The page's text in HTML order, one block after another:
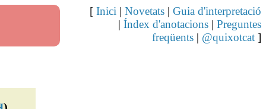
[ Inici | Novetats | Guia d'interpretació
| Índex d'anotacions | Preguntes
freqüents | @quixotcat ]